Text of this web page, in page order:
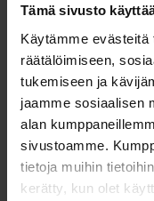
Tämä sivusto
Käytämme
räätälöimiseen,
tukemiseen ja
jaamme sosiaalisen
alan
sivustoamme.
tietoja muihin
kerätty, kun olet
vuotiaisiin, joiden
ovat muihin
Esityksen mukaan
päivärahaa noin
euroa vuoden
suurempi: 615
vuodessa.